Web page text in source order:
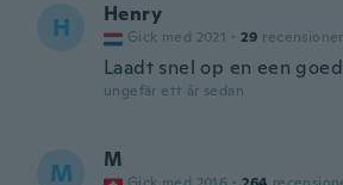
H Henry
Gick med 2021 · 29 recensioner
Laadt snel op en een
ungefär ett år sedan
M M